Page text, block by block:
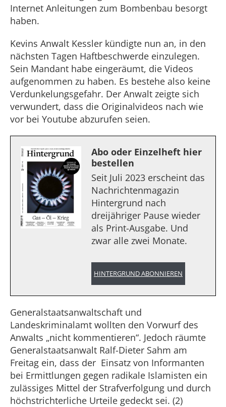
Internet Anleitungen zum Bombenbau besorgt
haben.
Kevins Anwalt Kessler kündigte nun an, in den
nächsten Tagen Haftbeschwerde einzulegen.
Sein Mandant habe eingeräumt, die Videos
aufgenommen zu haben. Es bestehe also keine
Verdunkelungsgefahr. Der Anwalt zeigte sich
verwundert, dass die Originalvideos nach wie
vor bei Youtube abzurufen seien.
Abo oder Einzelheft hier
bestellen
Seit Juli 2023 erscheint das
Nachrichtenmagazin
Hintergrund nach
dreijähriger Pause wieder
als Print-Ausgabe. Und
zwar alle zwei Monate.
HINTERGRUND ABONNIEREN
Generalstaatsanwaltschaft und
Landeskriminalamt wollten den Vorwurf des
Anwalts „nicht kommentieren“. Jedoch räumte
Generalstaatsanwalt Ralf-Dieter Sahm am
Freitag ein, dass der Einsatz von Informanten
bei Ermittlungen gegen radikale Islamisten ein
zulässiges Mittel der Strafverfolgung und durch
höchstrichterliche Urteile gedeckt sei. (2)